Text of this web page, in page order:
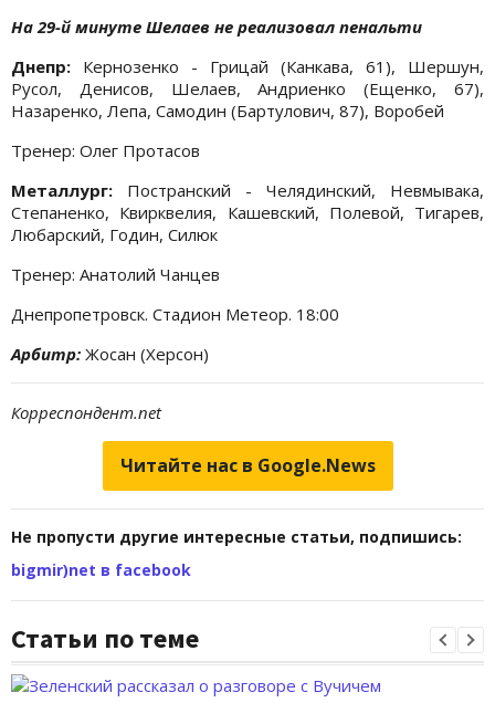
На 29-й минуте Шелаев не реализовал пенальти
Днепр: Кернозенко - Грицай (Канкава, 61), Шершун,
Русол, Денисов, Шелаев, Андриенко (Ещенко, 67),
Назаренко, Лепа, Самодин (Бартулович, 87), Воробей
Тренер: Олег Протасов
Металлург: Постранский - Челядинский, Невмывака,
Степаненко, Квирквелия, Кашевский, Полевой, Тигарев,
Любарский, Годин, Силюк
Тренер: Анатолий Чанцев
Днепропетровск. Стадион Метеор. 18:00
Арбитр: Жосан (Херсон)
Корреспондент.net
Читайте нас в Google.News
Не пропусти другие интересные статьи, подпишись:
bigmir)net в facebook
Статьи по теме